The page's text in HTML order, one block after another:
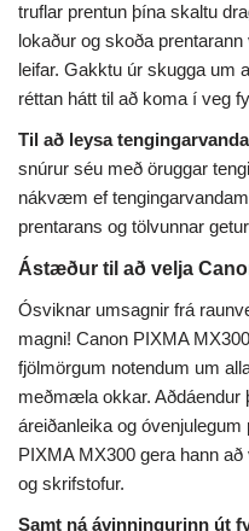
truflar prentun þína skaltu
lokaður og skoða
leifar. Gakktu úr skugga um
réttan hátt til að koma í veg
Til að leysa
snúrur séu með öruggar
nákvæm ef
prentarans og tölvunnar
Ástæður til að velja
Ósviknar umsagnir frá
magni! Canon PIXMA
fjölmörgum notendum um
meðmæla okkar.
áreiðanleika og
PIXMA MX300 gera hann
og skrifstofur.
Samt ná ávinningurinn út